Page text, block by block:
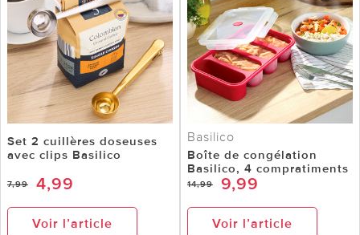
Set 2 cuillères doseuses
avec clips Basilico
7,99 4,99
Voir l’article
Basilico
Boîte de congélation
Basilico, 4 compratiments
14,99 9,99
Voir l’article